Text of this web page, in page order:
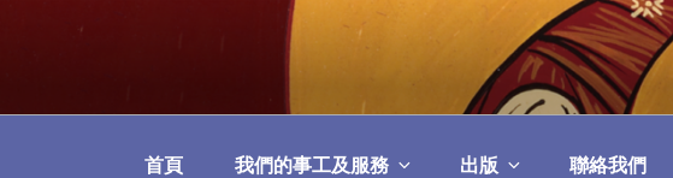
教區婚姻與家庭牧民委員
首頁 我們的事工及服務 出版 聯絡我們